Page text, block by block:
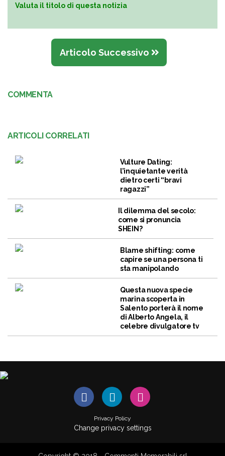
Valuta il titolo di questa notizia
Articolo Successivo
COMMENTA
ARTICOLI CORRELATI
Vulture Dating:
l’inquietante verità
dietro certi “bravi
ragazzi”
Il dilemma del secolo:
come si pronuncia
SHEIN?
Blame shifting: come
capire se una persona ti
sta manipolando
Questa nuova specie
marina scoperta in
Salento porterà il nome
di Alberto Angela, il
celebre divulgatore tv
Privacy Policy
Change privacy settings